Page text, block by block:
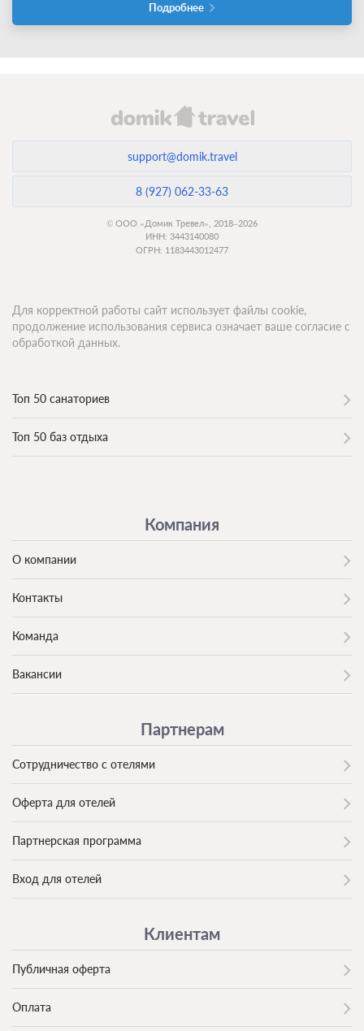
Подробнее
support@domik.travel
8 (927) 062-33-63
© ООО «Домик Тревел», 2018–2026
ИНН: 3443140080
ОГРН: 1183443012477
Топ 50 санаториев
Топ 50 баз отдыха
Компания
О компании
Контакты
Команда
Вакансии
Партнерам
Сотрудничество с отелями
Оферта для отелей
Партнерская программа
Вход для отелей
Клиентам
Публичная оферта
Оплата
Для корректной работы сайт использует файлы cookie,
продолжение использования сервиса означает ваше согласие с
обработкой данных.